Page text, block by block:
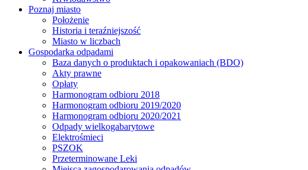
Poznaj miasto
Położenie
Historia i teraźniejszość
Miasto w liczbach
Gospodarka odpadami
Baza danych o produktach i opakowaniach (BDO)
Akty prawne
Opłaty
Harmonogram odbioru 2018
Harmonogram odbioru 2019/2020
Harmonogram odbioru 2020/2021
Odpady wielkogabarytowe
Elektrośmieci
PSZOK
Przeterminowane Leki